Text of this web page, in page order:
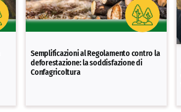
Semplificazioni al Regolamento contro la
deforestazione: la soddisfazione di
Confagricoltura